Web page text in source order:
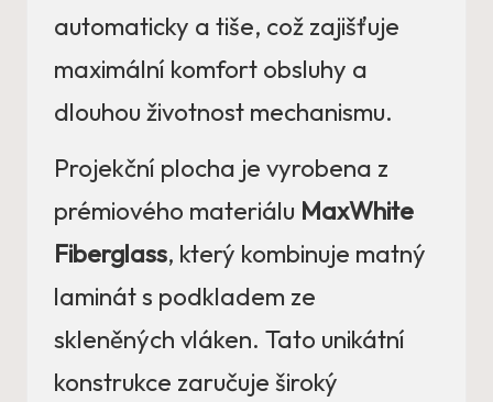
automaticky a tiše, což zajišťuje
maximální komfort obsluhy a
dlouhou životnost mechanismu.
Projekční plocha je vyrobena z
prémiového materiálu MaxWhite
Fiberglass, který kombinuje matný
laminát s podkladem ze
skleněných vláken. Tato unikátní
konstrukce zaručuje široký